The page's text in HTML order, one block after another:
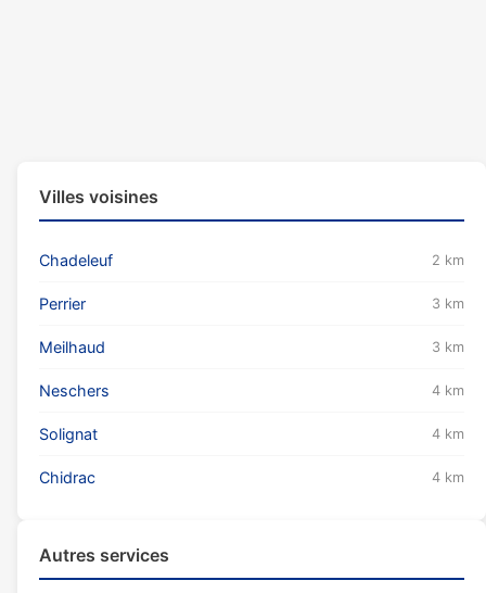
Villes voisines
Chadeleuf 2 km
Perrier 3 km
Meilhaud 3 km
Neschers 4 km
Solignat 4 km
Chidrac 4 km
Autres services